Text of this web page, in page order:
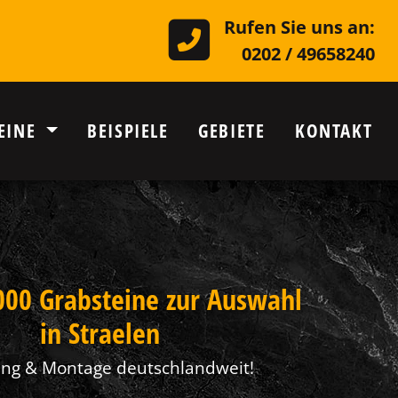
Rufen Sie uns an:
0202 / 49658240
BEISPIELE GEBIETE KONTAKT